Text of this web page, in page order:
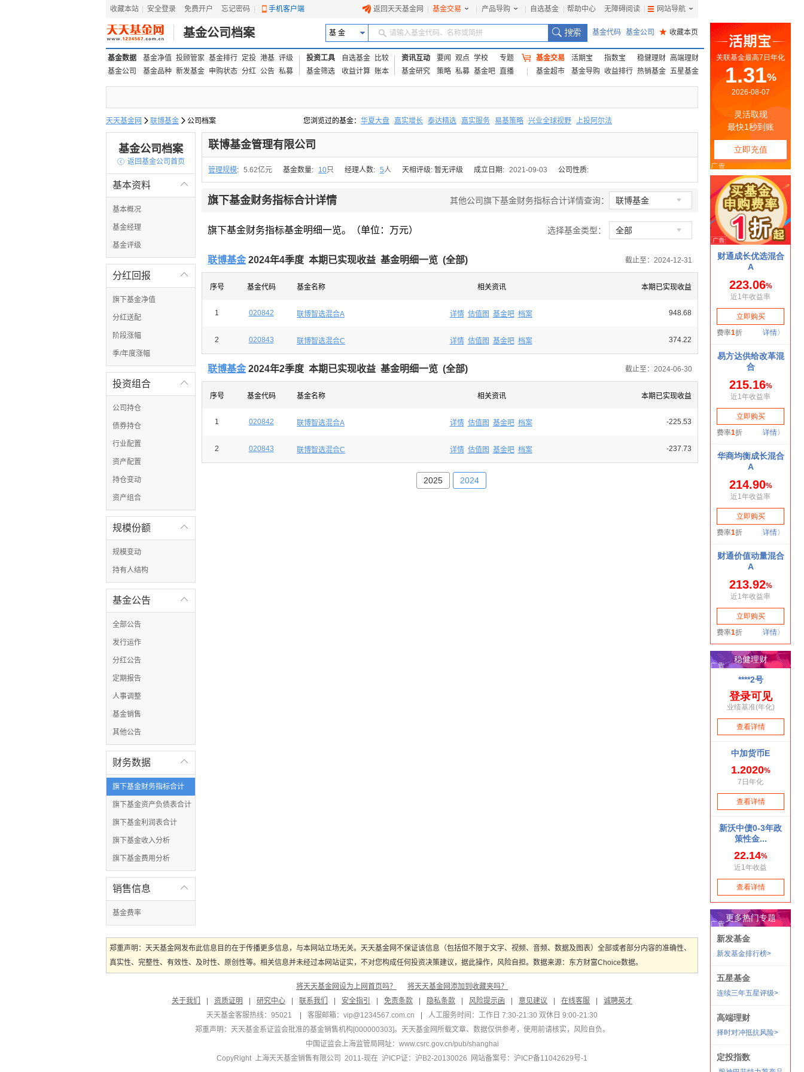
收藏本站 安全登录 免费开户 忘记密码 手机客户端 返回天天基金网 基金交易 产品导购 自选基金 帮助中心 无障碍阅读 网站导航
基金公司档案 基 金 请输入基金代码、名称或简拼 基金代码 基金公司 ★ 收藏本页
基金数据 基金净值 投顾管家 基金排行 定投 港基 评级
基金公司
基金品种 新发基金 申购状态 分红 公告 私募
投资工具 自选基金
比较
基金筛选
收益计算 账本
资讯互动 要闻 观点 学校
专题
基金研究
策略 私募 基金吧 直播
基金交易 活期宝 指数宝 稳健理财 高端理财
基金超市
基金导购 收益排行 热销基金 五星基金
天天基金网  联博基金  公司档案 您浏览过的基金： 华夏大盘 嘉实增长 泰达精选 嘉实服务 易基策略 兴业全球视野 上投阿尔法
易方达上证中盘ETF联接A
基金公司档案
 返回基金公司首页

基本资料
基本概况
基金经理
基金评级

分红回报
旗下基金净值
分红送配
阶段涨幅
季/年度涨幅

投资组合
公司持仓
债券持仓
行业配置
资产配置
持仓变动
资产组合

规模份额
规模变动
持有人结构

基金公告
全部公告
发行运作
分红公告
定期报告
人事调整
基金销售
其他公告

财务数据
旗下基金财务指标合计
旗下基金资产负债表合计
旗下基金利润表合计
旗下基金收入分析
旗下基金费用分析

销售信息
基金费率
联博基金管理有限公司
管理规模: 5.62亿元 基金数量: 10只 经理人数: 5人 天相评级: 暂无评级 成立日期: 2021-09-03 公司性质:
旗下基金财务指标合计详情 其他公司旗下基金财务指标合计详情查询： 联博基金 
旗下基金财务指标基金明细一览。（单位：万元） 选择基金类型： 全部 
联博基金 2024年4季度 本期已实现收益 基金明细一览 (全部) 截止至：2024-12-31
序号 基金代码 基金名称 相关资讯 本期已实现收益
1 020842 联博智选混合A 详情 估值图 基金吧 档案 948.68
2 020843 联博智选混合C 详情 估值图 基金吧 档案 374.22
联博基金 2024年2季度 本期已实现收益 基金明细一览 (全部) 截止至：2024-06-30
序号 基金代码 基金名称 相关资讯 本期已实现收益
1 020842 联博智选混合A 详情 估值图 基金吧 档案 -225.53
2 020843 联博智选混合C 详情 估值图 基金吧 档案 -237.73
2025 2024
郑重声明：天天基金网发布此信息目的在于传播更多信息，与本网站立场无关。天天基金网不保证该信息（包括但不限于文字、视频、音频、数据及图表）全部或者部分内容的准确性、
真实性、完整性、有效性、及时性、原创性等。相关信息并未经过本网站证实，不对您构成任何投资决策建议，据此操作，风险自担。数据来源：东方财富Choice数据。
将天天基金网设为上网首页吗？
将天天基金网添加到收藏夹吗？
关于我们
资质证明 研究中心 联系我们 安全指引 免责条款 隐私条款 风险提示函 意见建议 在线客服
诚聘英才
天天基金客服热线：95021
客服邮箱： vip@1234567.com.cn
人工服务时间：工作日 7:30-21:30 双休日 9:00-21:30
郑重声明： 天天基金系证监会批准的基金销售机构[000000303]。天天基金网所载文章、数据仅供参考，使用前请核实，风险自负。
中国证监会上海监管局网址： www.csrc.gov.cn/pub/shanghai
CopyRight 上海天天基金销售有限公司 2011-现在 沪ICP证：沪B2-20130026
网站备案号：沪ICP备11042629号-1